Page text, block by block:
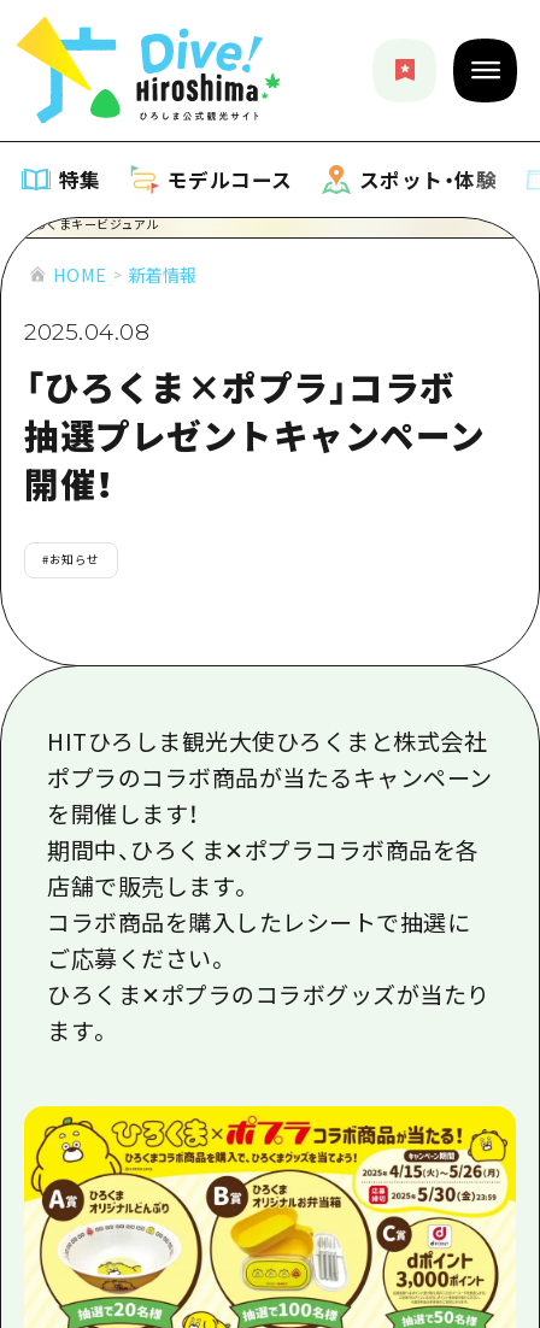
特集 モデルコース スポット・体験
特集
おすすめ
アート
スポーツ
ナイトライフ
世界遺産
学び・体験
定番
歴史・文化
癒し
自然
モデルコース
モデルコース一覧
Dive! Hiroshima 公式ガイド
備北
芸北
宮島周辺
山口県東部
弾丸
日帰り
2泊3日
スポット・体験
備北
宮島周辺
山口県東部
愛媛県
島根県
アクセス
二次交通まとめ
施設の混雑状況のお知らせ
お得な周遊チケット
手荷物預かり・配送サービス
広島おもてなしパス
広島県を訪れる外国人旅行者向け情報一
ボランティアガイド
ユニバーサルツーリズム
ガイドブック
広島県の魅力を動画でご紹介！
新着情報
お問い合わせ
事業者・学校関係者の皆さま
HOME 新着情報
2025.04.08
「ひろくま×ポプラ」コラボ
抽選プレゼントキャンペーン
開催！
#お知らせ
HITひろしま観光大使ひろくまと株式会社
ポプラのコラボ商品が当たるキャンペーン
を開催します！
期間中、ひろくま✕ポプラコラボ商品を各
店舗で販売します。
コラボ商品を購入したレシートで抽選に
ご応募ください。
ひろくま✕ポプラのコラボグッズが当たり
ます。